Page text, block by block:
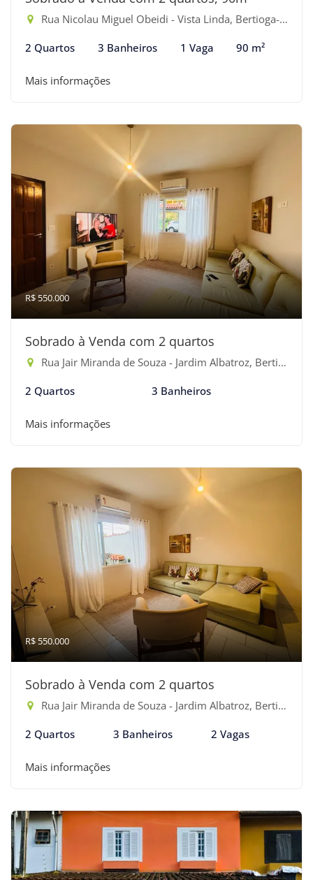
Rua Nicolau Miguel Obeidi - Vista Linda, Bertioga-SP
2 Quartos 3 Banheiros 1 Vaga 90 m²
Mais informações
R$ 550.000
Sobrado à Venda com 2 quartos
Rua Jair Miranda de Souza - Jardim Albatroz, Bertioga-SP
2 Quartos 3 Banheiros
Mais informações
R$ 550.000
Sobrado à Venda com 2 quartos
Rua Jair Miranda de Souza - Jardim Albatroz, Bertioga-SP
2 Quartos 3 Banheiros 2 Vagas
Mais informações